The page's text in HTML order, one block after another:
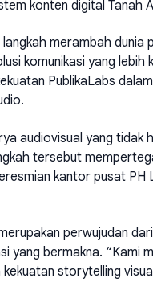
konten digital Tanah
merambah dunia
komunikasi yang lebih
PublikaLabs
audiovisual yang tidak
tersebut
kantor pusat PH
perwujudan
yang bermakna. “Kami
storytelling